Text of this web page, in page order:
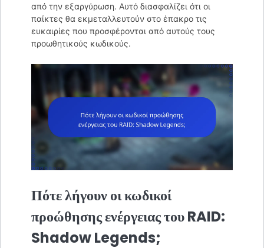
από την εξαργύρωση. Αυτό διασφαλίζει ότι οι
παίκτες θα εκμεταλλευτούν στο έπακρο τις
ευκαιρίες που προσφέρονται από αυτούς τους
προωθητικούς κωδικούς.
Πότε λήγουν οι κωδικοί
προώθησης ενέργειας του RAID:
Shadow Legends;